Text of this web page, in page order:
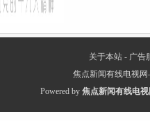
关于本站 - 广告
焦点新闻有线电视
Powered by 焦点新闻有线电